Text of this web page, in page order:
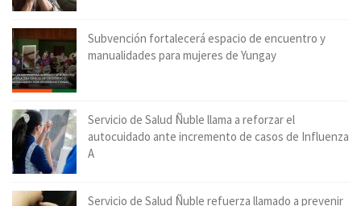
Subvención fortalecerá espacio de encuentro y
manualidades para mujeres de Yungay
Servicio de Salud Ñuble llama a reforzar el
autocuidado ante incremento de casos de Influenza
A
Servicio de Salud Ñuble refuerza llamado a prevenir